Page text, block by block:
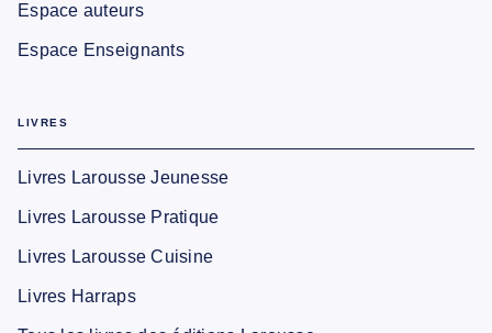
Espace auteurs
Espace Enseignants
LIVRES
Livres Larousse Jeunesse
Livres Larousse Pratique
Livres Larousse Cuisine
Livres Harraps